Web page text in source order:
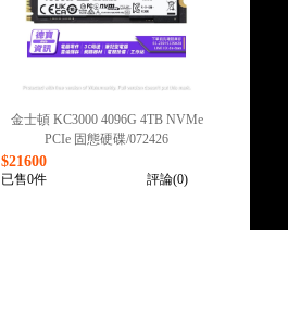
金士頓 KC3000 4096G 4TB NVMe
PCIe 固態硬碟/072426
$21600
已售0件 評論(0)